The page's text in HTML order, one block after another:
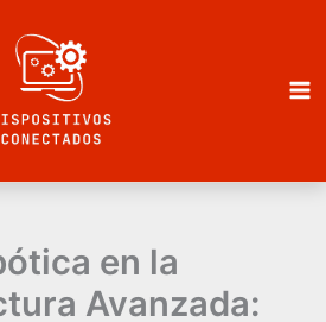
en la
Avanzada: